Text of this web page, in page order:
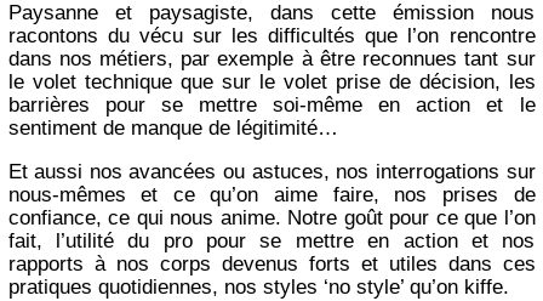
Paysanne et paysagiste, dans cette émission nous
racontons du vécu sur les difficultés que l’on rencontre
dans nos métiers, par exemple à être reconnues tant sur
le volet technique que sur le volet prise de décision, les
barrières pour se mettre soi-même en action et le
sentiment de manque de légitimité…
Et aussi nos avancées ou astuces, nos interrogations sur
nous-mêmes et ce qu’on aime faire, nos prises de
confiance, ce qui nous anime. Notre goût pour ce que l’on
fait, l’utilité du pro pour se mettre en action et nos
rapports à nos corps devenus forts et utiles dans ces
pratiques quotidiennes, nos styles ‘no style’ qu’on kiffe.